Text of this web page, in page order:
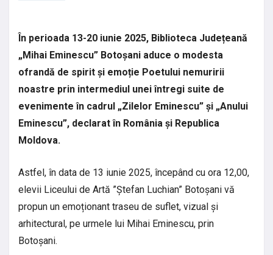
În perioada 13-20 iunie 2025, Biblioteca Județeană
„Mihai Eminescu” Botoșani aduce o modesta
ofrandă de spirit și emoție Poetului nemuririi
noastre prin intermediul unei întregi suite de
evenimente în cadrul „Zilelor Eminescu” și „Anului
Eminescu”, declarat în România și Republica
Moldova.
Astfel, în data de 13 iunie 2025, începând cu ora 12,00,
elevii Liceului de Artă ”Ștefan Luchian” Botoșani vă
propun un emoționant traseu de suflet, vizual și
arhitectural, pe urmele lui Mihai Eminescu, prin
Botoșani.